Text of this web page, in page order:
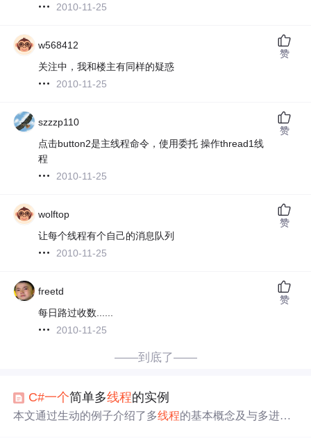
2010-11-25
w568412
关注中，我和楼主有同样的疑惑
2010-11-25
赞
szzzp110
点击button2是主线程命令，使用委托 操作thread1线
程
2010-11-25
赞
wolftop
让每个线程有个自己的消息队列
2010-11-25
赞
freetd
每日路过收数......
2010-11-25
赞
——到底了——
C#一个简单多线程的实例
本文通过生动的例子介绍了多线程的基本概念及与多进程